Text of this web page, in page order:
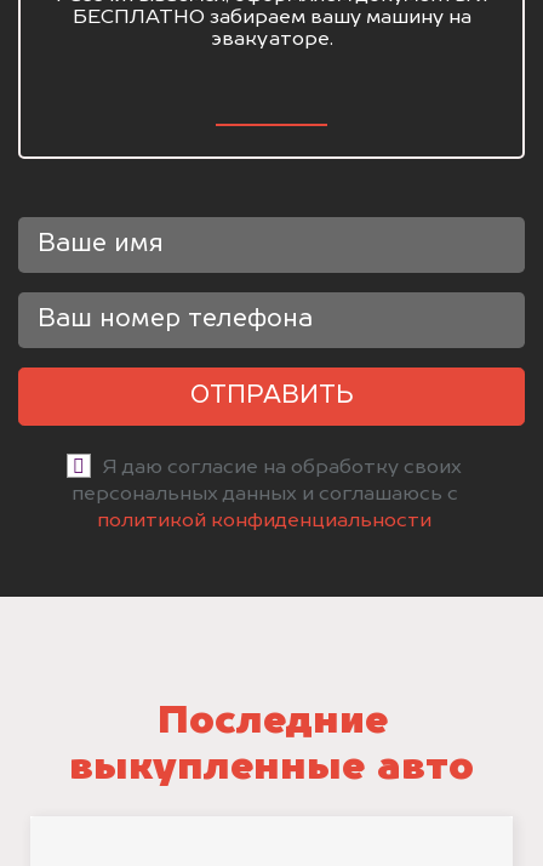
БЕСПЛАТНО забираем вашу машину на
эвакуаторе.
ОТПРАВИТЬ
Я даю согласие на обработку своих
персональных данных и соглашаюсь с
политикой конфиденциальности
Последние
выкупленные авто